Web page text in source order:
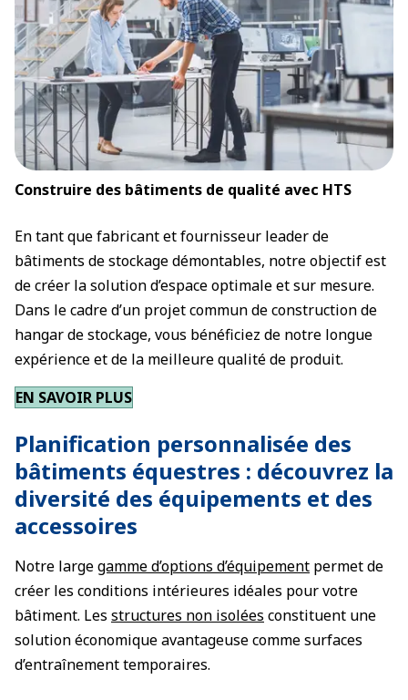
Construire des bâtiments de qualité avec HTS
En tant que fabricant et fournisseur leader de
bâtiments de stockage démontables, notre objectif est
de créer la solution d’espace optimale et sur mesure.
Dans le cadre d’un projet commun de construction de
hangar de stockage, vous bénéficiez de notre longue
expérience et de la meilleure qualité de produit.
EN SAVOIR PLUS
Planification personnalisée des
bâtiments équestres : découvrez la
diversité des équipements et des
accessoires
Notre largegamme d’options d’équipement permet de
créer les conditions intérieures idéales pour votre
bâtiment. Les structures non isolées constituent une
solution économique avantageuse comme surfaces
d’entraînement temporaires.